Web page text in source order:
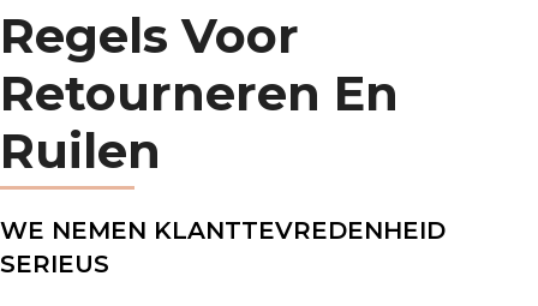
Regels Voor
Retourneren En
Ruilen
WE NEMEN KLANTTEVREDENHEID
SERIEUS